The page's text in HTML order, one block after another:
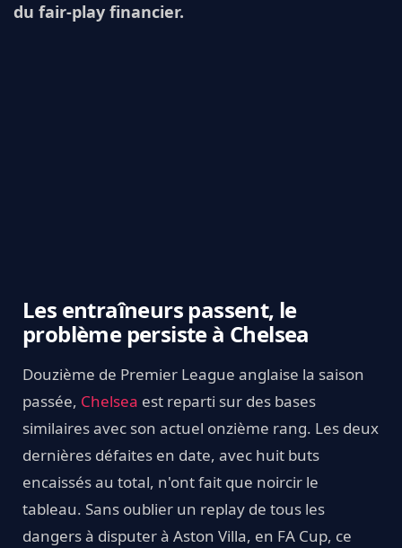
du fair-play financier.
Les entraîneurs passent, le
problème persiste à Chelsea
Douzième de Premier League anglaise la saison
passée, Chelsea est reparti sur des bases
similaires avec son actuel onzième rang. Les deux
dernières défaites en date, avec huit buts
encaissés au total, n'ont fait que noircir le
tableau. Sans oublier un replay de tous les
dangers à disputer à Aston Villa, en FA Cup, ce